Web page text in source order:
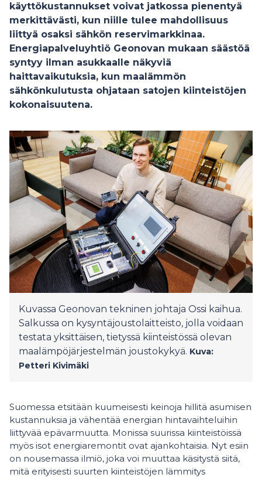
käyttökustannukset voivat jatkossa pienentyä
merkittävästi, kun niille tulee mahdollisuus
liittyä osaksi sähkön reservimarkkinaa.
Energiapalveluyhtiö Geonovan mukaan säästöä
syntyy ilman asukkaalle näkyviä
haittavaikutuksia, kun maalämmön
sähkönkulutusta ohjataan satojen kiinteistöjen
kokonaisuutena.
Kuvassa Geonovan tekninen johtaja Ossi kaihua.
Salkussa on kysyntäjoustolaitteisto, jolla voidaan
testata yksittäisen, tietyssä kiinteistössä olevan
maalämpöjärjestelmän joustokykyä. Kuva:
Petteri Kivimäki
Suomessa etsitään kuumeisesti keinoja hillitä asumisen
kustannuksia ja vähentää energian hintavaihteluihin
liittyvää epävarmuutta. Monissa suurissa kiinteistöissä
myös isot energiaremontit ovat ajankohtaisia. Nyt esiin
on nousemassa ilmiö, joka voi muuttaa käsitystä siitä,
mitä erityisesti suurten kiinteistöjen lämmitys